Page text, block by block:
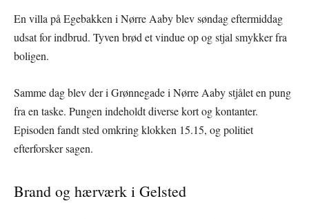
En villa på Egebakken i Nørre Aaby blev søndag eftermiddag
udsat for indbrud. Tyven brød et vindue op og stjal smykker fra
boligen.
Samme dag blev der i Grønnegade i Nørre Aaby stjålet en pung
fra en taske. Pungen indeholdt diverse kort og kontanter.
Episoden fandt sted omkring klokken 15.15, og politiet
efterforsker sagen.
Brand og hærværk i Gelsted